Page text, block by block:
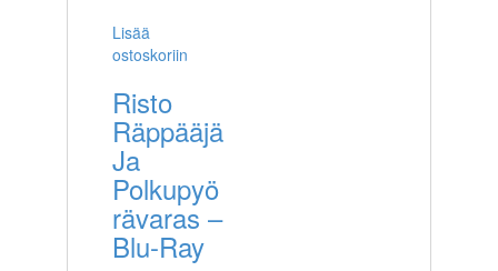
Lisää
ostoskoriin
Risto
Räppääjä
Ja
Polkupyö
rävaras –
Blu-Ray